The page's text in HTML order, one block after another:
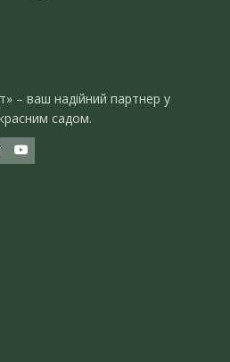
– ваш надійний партнер у
садом.